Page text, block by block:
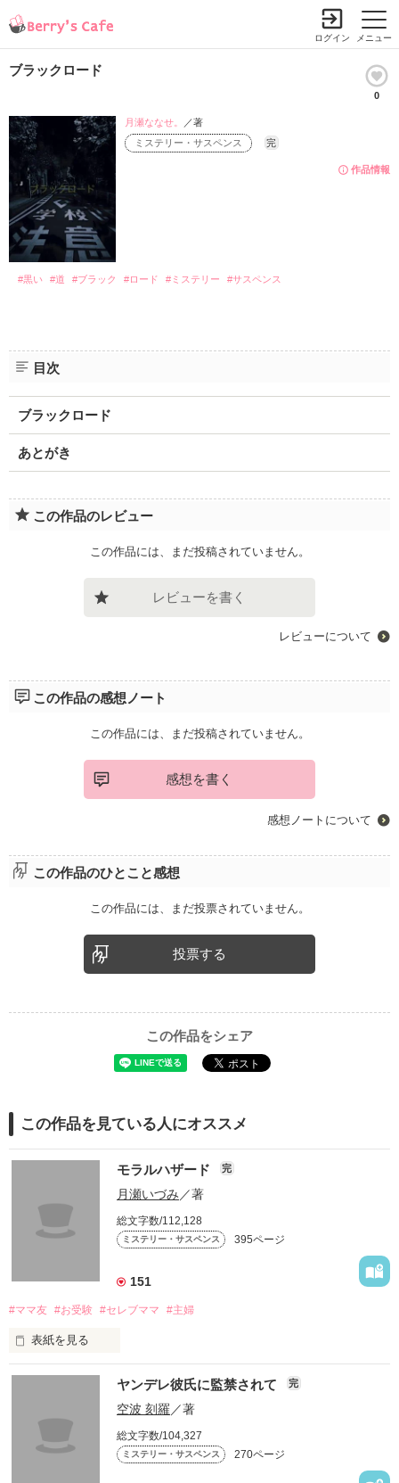
メニュー
ログイン
ブラックロード
0
作品情報
ミステリー・サスペンス 完
月瀬ななせ。 ／著
#黒い #道 #ブラック #ロード #ミステリー #サスペンス
目次
ブラックロード
あとがき
この作品のレビュー
この作品には、まだ投稿されていません。
レビューを書く
レビューについて
この作品の感想ノート
この作品には、まだ投稿されていません。
感想を書く
感想ノートについて
この作品のひとこと感想
この作品には、まだ投票されていません。
投票する
この作品をシェア
この作品を見ている人にオススメ
モラルハザード 完
月瀬いづみ ／著
総文字数/112,128
ミステリー・サスペンス 395ページ
151
#ママ友 #お受験 #セレブママ #主婦
表紙を見る
セレブママが集まる自由が丘のカフェで
ある女が警察に捕まる。
ヤンデレ彼氏に監禁されて 完
空波 刻羅 ／著
総文字数/104,327
ミステリー・サスペンス 270ページ